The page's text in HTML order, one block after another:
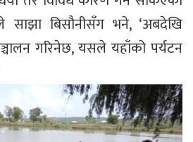
साझा बिसौनीसँग भने, ‘अबदेखि
गरिनेछ, यसले यहाँको पर्यटन